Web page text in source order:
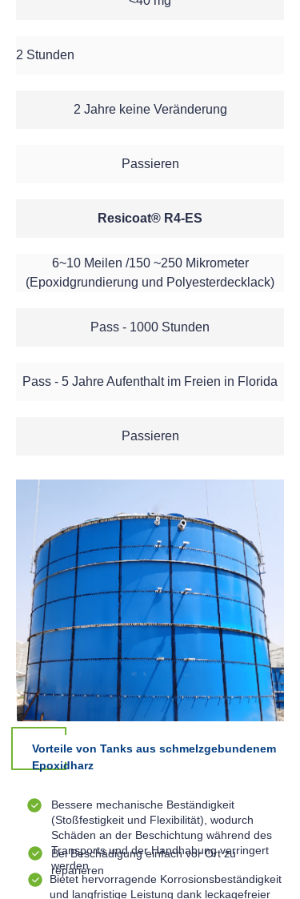
2 Stunden
2 Jahre keine Veränderung
Passieren
Resicoat® R4-ES
6~10 Meilen /150 ~250 Mikrometer
(Epoxidgrundierung und Polyesterdecklack)
Pass - 1000 Stunden
Pass - 5 Jahre Aufenthalt im Freien in Florida
Passieren
Vorteile von Tanks aus schmelzgebundenem
Epoxidharz
Bietet hervorragende Korrosionsbeständigkeit
und langfristige Leistung dank leckagefreier
Bessere mechanische Beständigkeit
(Stoßfestigkeit und Flexibilität), wodurch
Schäden an der Beschichtung während des
Transports und der Handhabung verringert
werden
Bei Beschädigung einfach vor Ort zu
reparieren